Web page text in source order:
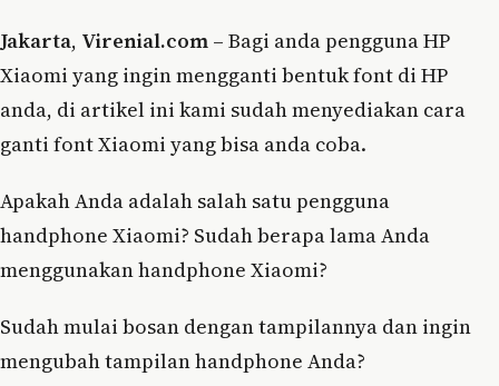
Jakarta, Virenial.com – Bagi anda pengguna HP
Xiaomi yang ingin mengganti bentuk font di HP
anda, di artikel ini kami sudah menyediakan cara
ganti font Xiaomi yang bisa anda coba.
Apakah Anda adalah salah satu pengguna
handphone Xiaomi? Sudah berapa lama Anda
menggunakan handphone Xiaomi?
Sudah mulai bosan dengan tampilannya dan ingin
mengubah tampilan handphone Anda?